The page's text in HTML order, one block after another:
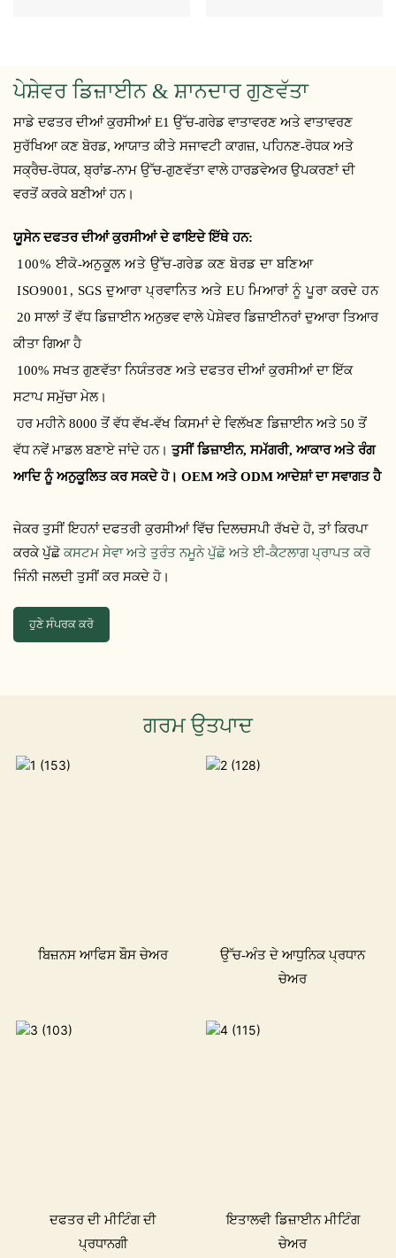
ਪੇਸ਼ੇਵਰ ਡਿਜ਼ਾਈਨ & ਸ਼ਾਨਦਾਰ ਗੁਣਵੱਤਾ
ਸਾਡੇ ਦਫਤਰ ਦੀਆਂ ਕੁਰਸੀਆਂ E1 ਉੱਚ-ਗਰੇਡ ਵਾਤਾਵਰਣ ਅਤੇ ਵਾਤਾਵਰਣ
ਸੁਰੱਖਿਆ ਕਣ ਬੋਰਡ, ਆਯਾਤ ਕੀਤੇ ਸਜਾਵਟੀ ਕਾਗਜ਼, ਪਹਿਨਣ-ਰੋਧਕ ਅਤੇ
ਸਕ੍ਰੈਚ-ਰੋਧਕ, ਬ੍ਰਾਂਡ-ਨਾਮ ਉੱਚ-ਗੁਣਵੱਤਾ ਵਾਲੇ ਹਾਰਡਵੇਅਰ ਉਪਕਰਣਾਂ ਦੀ
ਵਰਤੋਂ ਕਰਕੇ ਬਣੀਆਂ ਹਨ।
ਯੂਸੇਨ ਦਫਤਰ ਦੀਆਂ ਕੁਰਸੀਆਂ ਦੇ ਫਾਇਦੇ ਇੱਥੇ ਹਨ:
100% ਈਕੋ-ਅਨੁਕੂਲ ਅਤੇ ਉੱਚ-ਗਰੇਡ ਕਣ ਬੋਰਡ ਦਾ ਬਣਿਆ
ISO9001, SGS ਦੁਆਰਾ ਪ੍ਰਵਾਨਿਤ ਅਤੇ EU ਮਿਆਰਾਂ ਨੂੰ ਪੂਰਾ ਕਰਦੇ ਹਨ
20 ਸਾਲਾਂ ਤੋਂ ਵੱਧ ਡਿਜ਼ਾਈਨ ਅਨੁਭਵ ਵਾਲੇ ਪੇਸ਼ੇਵਰ ਡਿਜ਼ਾਈਨਰਾਂ ਦੁਆਰਾ ਤਿਆਰ
ਕੀਤਾ ਗਿਆ ਹੈ
100% ਸਖਤ ਗੁਣਵੱਤਾ ਨਿਯੰਤਰਣ ਅਤੇ ਦਫਤਰ ਦੀਆਂ ਕੁਰਸੀਆਂ ਦਾ ਇੱਕ
ਸਟਾਪ ਸਮੁੱਚਾ ਮੇਲ।
ਹਰ ਮਹੀਨੇ 8000 ਤੋਂ ਵੱਧ ਵੱਖ-ਵੱਖ ਕਿਸਮਾਂ ਦੇ ਵਿਲੱਖਣ ਡਿਜ਼ਾਈਨ ਅਤੇ 50 ਤੋਂ
ਵੱਧ ਨਵੇਂ ਮਾਡਲ ਬਣਾਏ ਜਾਂਦੇ ਹਨ।ਤੁਸੀਂ ਡਿਜ਼ਾਈਨ, ਸਮੱਗਰੀ, ਆਕਾਰ ਅਤੇ ਰੰਗ
ਆਦਿ ਨੂੰ ਅਨੁਕੂਲਿਤ ਕਰ ਸਕਦੇ ਹੋ। OEM ਅਤੇ ODM ਆਦੇਸ਼ਾਂ ਦਾ ਸਵਾਗਤ ਹੈ
ਜੇਕਰ ਤੁਸੀਂ ਇਹਨਾਂ ਦਫਤਰੀ ਕੁਰਸੀਆਂ ਵਿੱਚ ਦਿਲਚਸਪੀ ਰੱਖਦੇ ਹੋ, ਤਾਂ ਕਿਰਪਾ
ਕਰਕੇ ਪੁੱਛੋ ਕਸਟਮ ਸੇਵਾ ਅਤੇ ਤੁਰੰਤ ਨਮੂਨੇ ਪੁੱਛੋ ਅਤੇ ਈ-ਕੈਟਲਾਗ ਪ੍ਰਾਪਤ ਕਰੋ
ਜਿੰਨੀ ਜਲਦੀ ਤੁਸੀਂ ਕਰ ਸਕਦੇ ਹੋ।
ਹੁਣੇ ਸੰਪਰਕ ਕਰੋ
ਗਰਮ ਉਤਪਾਦ
ਬਿਜ਼ਨਸ ਆਫਿਸ ਬੌਸ ਚੇਅਰ
ਉੱਚ-ਅੰਤ ਦੇ ਆਧੁਨਿਕ ਪ੍ਰਧਾਨ
ਚੇਅਰ
ਦਫਤਰ ਦੀ ਮੀਟਿੰਗ ਦੀ
ਪ੍ਰਧਾਨਗੀ
ਇਤਾਲਵੀ ਡਿਜ਼ਾਈਨ ਮੀਟਿੰਗ
ਚੇਅਰ